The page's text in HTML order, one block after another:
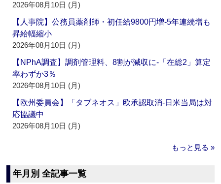
2026年08月10日 (月)
【人事院】公務員薬剤師・初任給9800円増‐5年連続増も
昇給幅縮小
2026年08月10日 (月)
【NPhA調査】調剤管理料、8割が減収に‐「在総2」算定
率わずか3％
2026年08月10日 (月)
【欧州委員会】「タブネオス」欧承認取消‐日米当局は対
応協議中
2026年08月10日 (月)
もっと見る »
年月別 全記事一覧